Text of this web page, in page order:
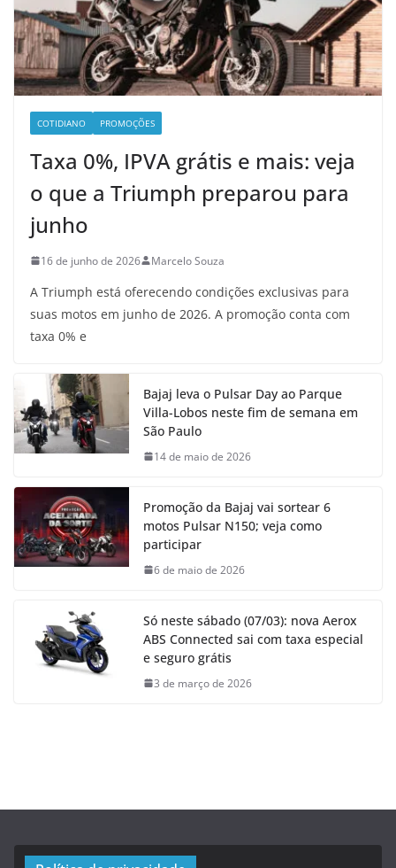
COTIDIANO PROMOÇÕES
Taxa 0%, IPVA grátis e mais: veja
o que a Triumph preparou para
junho
16 de junho de 2026 Marcelo Souza
A Triumph está oferecendo condições exclusivas para
suas motos em junho de 2026. A promoção conta com
taxa 0% e
Bajaj leva o Pulsar Day ao Parque
Villa-Lobos neste fim de semana em
São Paulo
14 de maio de 2026
Promoção da Bajaj vai sortear 6
motos Pulsar N150; veja como
participar
6 de maio de 2026
Só neste sábado (07/03): nova Aerox
ABS Connected sai com taxa especial
e seguro grátis
3 de março de 2026